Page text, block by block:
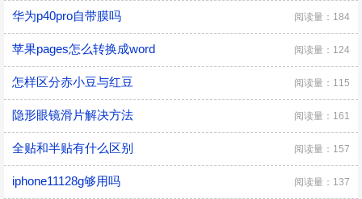
华为p40pro自带膜吗 阅读量：184
苹果pages怎么转换成word 阅读量：124
怎样区分赤小豆与红豆 阅读量：115
隐形眼镜滑片解决方法 阅读量：161
全贴和半贴有什么区别 阅读量：157
iphone11128g够用吗 阅读量：137